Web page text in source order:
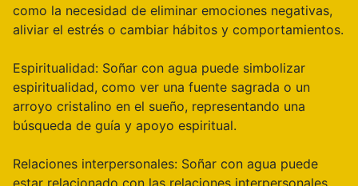
como la necesidad de eliminar emociones negativas,
aliviar el estrés o cambiar hábitos y comportamientos.
Espiritualidad: Soñar con agua puede simbolizar
espiritualidad, como ver una fuente sagrada o un
arroyo cristalino en el sueño, representando una
búsqueda de guía y apoyo espiritual.
Relaciones interpersonales: Soñar con agua puede
estar relacionado con las relaciones interpersonales.